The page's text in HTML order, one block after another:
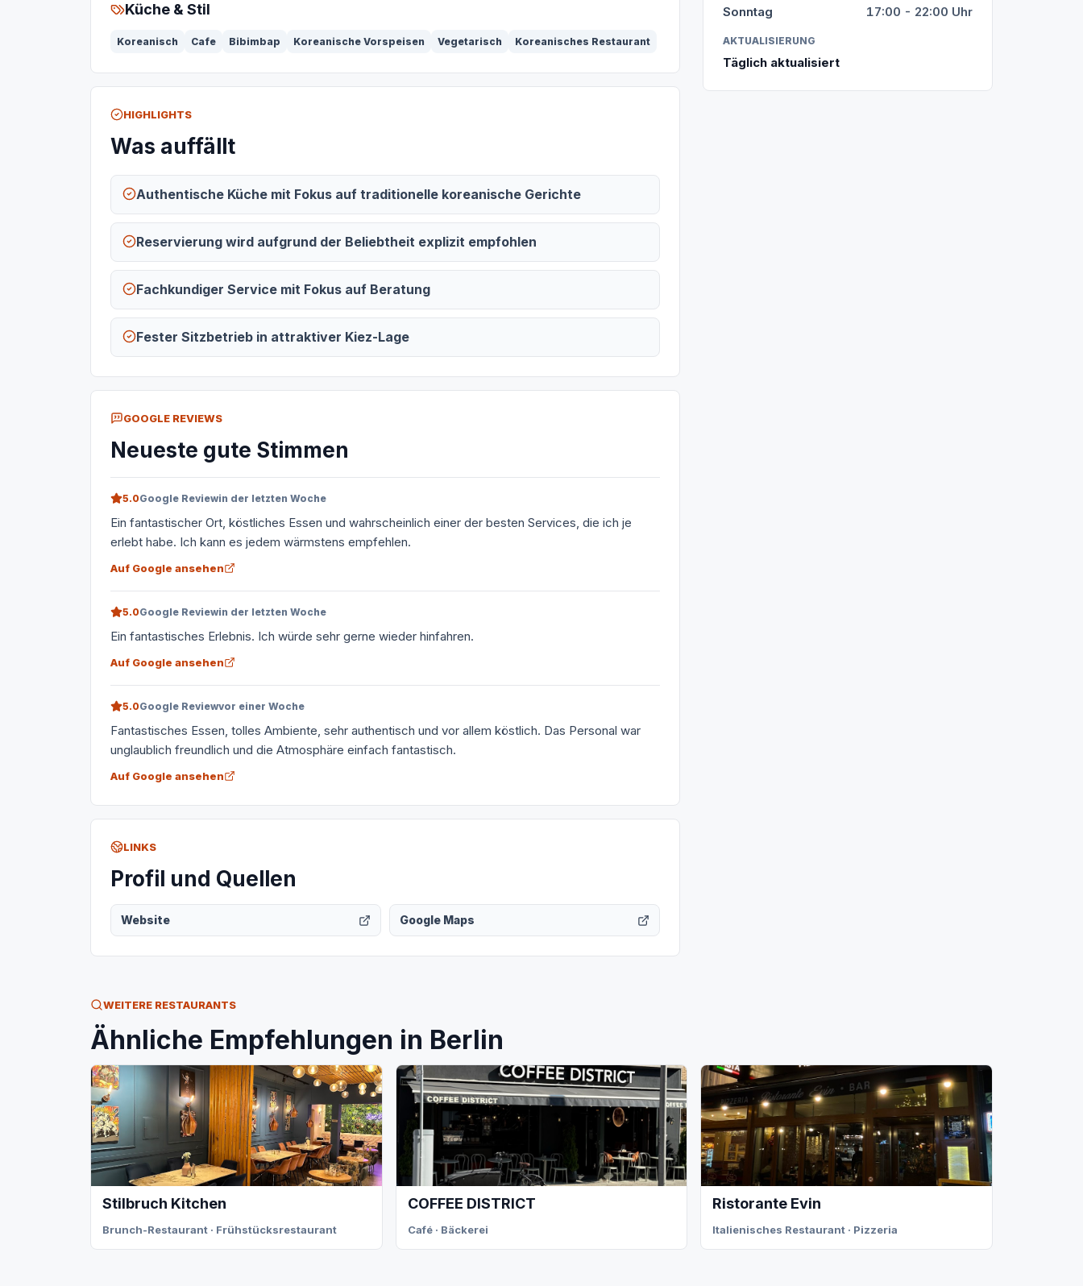
Küche & Stil
Koreanisch Cafe Bibimbap Koreanische Vorspeisen Vegetarisch Koreanisches Restaurant
HIGHLIGHTS
Was auffällt
Authentische Küche mit Fokus auf traditionelle koreanische Gerichte
Reservierung wird aufgrund der Beliebtheit explizit empfohlen
Fachkundiger Service mit Fokus auf Beratung
Fester Sitzbetrieb in attraktiver Kiez-Lage
GOOGLE REVIEWS
Neueste gute Stimmen
5.0Google Reviewin der letzten Woche
Ein fantastischer Ort, köstliches Essen und wahrscheinlich einer der besten Services, die ich je
erlebt habe. Ich kann es jedem wärmstens empfehlen.
Auf Google ansehen
5.0Google Reviewin der letzten Woche
Ein fantastisches Erlebnis. Ich würde sehr gerne wieder hinfahren.
Auf Google ansehen
5.0Google Reviewvor einer Woche
Fantastisches Essen, tolles Ambiente, sehr authentisch und vor allem köstlich. Das Personal war
unglaublich freundlich und die Atmosphäre einfach fantastisch.
Auf Google ansehen
LINKS
Profil und Quellen
Website Google Maps
Sonntag
17:00 - 22:00 Uhr
AKTUALISIERUNG
Täglich aktualisiert
WEITERE RESTAURANTS
Ähnliche Empfehlungen in Berlin
Stilbruch Kitchen
Brunch-Restaurant · Frühstücksrestaurant
COFFEE DISTRICT
Café · Bäckerei
Ristorante Evin
Italienisches Restaurant · Pizzeria